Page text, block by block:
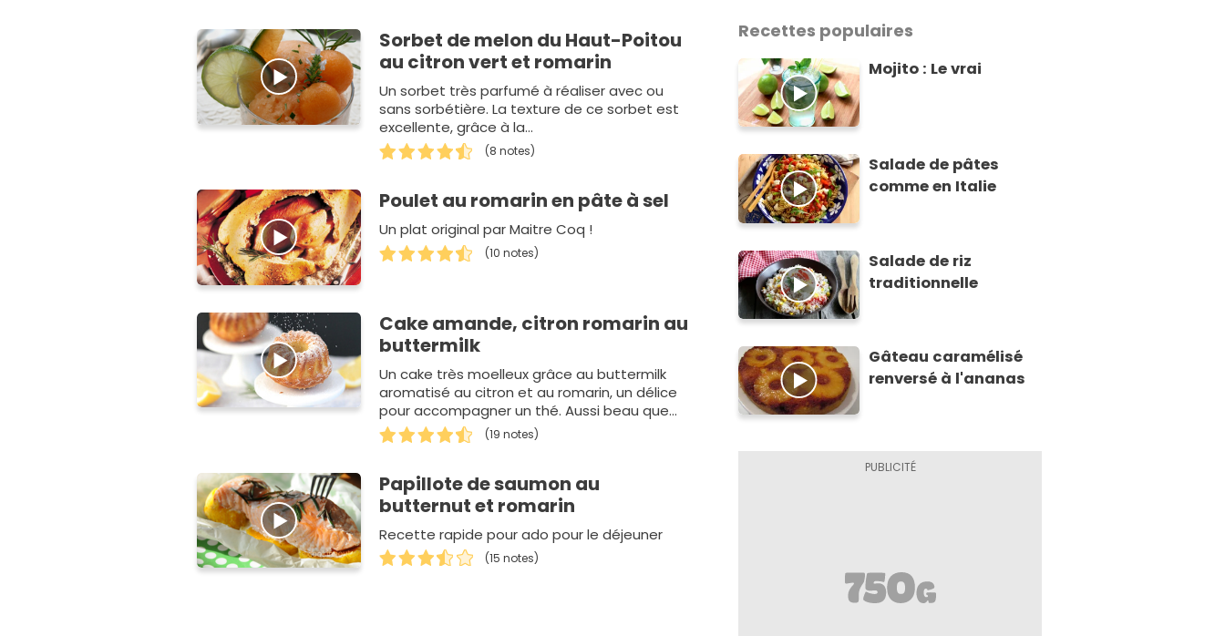
Sorbet de melon du Haut-Poitou
au citron vert et romarin
Un sorbet très parfumé à réaliser avec ou
sans sorbétière. La texture de ce sorbet est
excellente, grâce à la…
(8 notes)
Poulet au romarin en pâte à sel
Un plat original par Maitre Coq !
(10 notes)
Cake amande, citron romarin au
buttermilk
Un cake très moelleux grâce au buttermilk
aromatisé au citron et au romarin, un délice
pour accompagner un thé. Aussi beau que
bon !!!
(19 notes)
Papillote de saumon au
butternut et romarin
Recette rapide pour ado pour le déjeuner
(15 notes)
Recettes populaires
Mojito : Le vrai
Salade de pâtes
comme en Italie
Salade de riz
traditionnelle
Gâteau caramélisé
renversé à l'ananas